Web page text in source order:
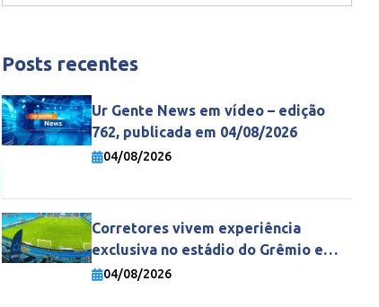
Posts recentes
Ur Gente News em vídeo – edição
762, publicada em 04/08/2026
04/08/2026
Corretores vivem experiência
exclusiva no estádio do Grêmio e
fortalecem parceria com a Gente
04/08/2026